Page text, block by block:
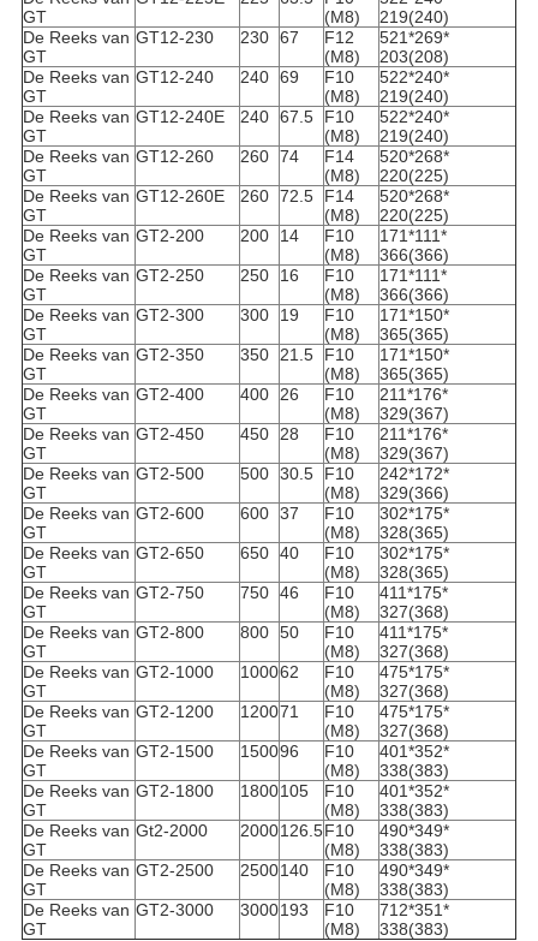
GT
(M8)
219(240)
De Reeks van
GT
GT12-230 230 67
F12
(M8)
521*269*
203(208)
De Reeks van
GT
GT12-240 240 69
F10
(M8)
522*240*
219(240)
De Reeks van
GT
GT12-240E 240 67.5
F10
(M8)
522*240*
219(240)
De Reeks van
GT
GT12-260 260 74
F14
(M8)
520*268*
220(225)
De Reeks van
GT
GT12-260E 260 72.5
F14
(M8)
520*268*
220(225)
De Reeks van
GT
GT2-200 200 14
F10
(M8)
171*111*
366(366)
De Reeks van
GT
GT2-250 250 16
F10
(M8)
171*111*
366(366)
De Reeks van
GT
GT2-300 300 19
F10
(M8)
171*150*
365(365)
De Reeks van
GT
GT2-350 350 21.5
F10
(M8)
171*150*
365(365)
De Reeks van
GT
GT2-400 400 26
F10
(M8)
211*176*
329(367)
De Reeks van
GT
GT2-450 450 28
F10
(M8)
211*176*
329(367)
De Reeks van
GT
GT2-500 500 30.5
F10
(M8)
242*172*
329(366)
De Reeks van
GT
GT2-600 600 37
F10
(M8)
302*175*
328(365)
De Reeks van
GT
GT2-650 650 40
F10
(M8)
302*175*
328(365)
De Reeks van
GT
GT2-750 750 46
F10
(M8)
411*175*
327(368)
De Reeks van
GT
GT2-800 800 50
F10
(M8)
411*175*
327(368)
De Reeks van
GT
GT2-1000 100062
F10
(M8)
475*175*
327(368)
De Reeks van
GT
GT2-1200 120071
F10
(M8)
475*175*
327(368)
De Reeks van
GT
GT2-1500 150096
F10
(M8)
401*352*
338(383)
De Reeks van
GT
GT2-1800 1800105
F10
(M8)
401*352*
338(383)
De Reeks van
GT
Gt2-2000 2000126.5F10
(M8)
490*349*
338(383)
De Reeks van
GT
GT2-2500 2500140
F10
(M8)
490*349*
338(383)
De Reeks van
GT
GT2-3000 3000193
F10
(M8)
712*351*
338(383)